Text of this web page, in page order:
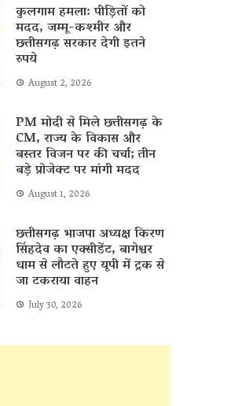
कुलगाम हमला: पीड़ितों को
मदद, जम्मू-कश्मीर और
छत्तीसगढ़ सरकार देगी इतने
रुपये
August 2, 2026
PM मोदी से मिले छत्तीसगढ़ के
CM, राज्य के विकास और
बस्तर विजन पर की चर्चा; तीन
बड़े प्रोजेक्ट पर मांगी मदद
August 1, 2026
छत्तीसगढ़ भाजपा अध्यक्ष किरण
सिंहदेव का एक्सीडेंट, बागेश्वर
धाम से लौटते हुए यूपी में ट्रक से
जा टकराया वाहन
July 30, 2026